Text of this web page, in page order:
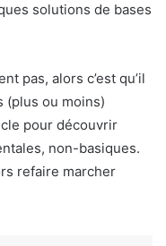
solutions de bases
pas, alors c’est qu’il
(plus ou moins)
pour découvrir
non-basiques.
refaire marcher